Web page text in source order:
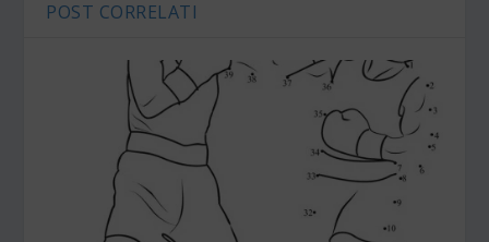
POST CORRELATI